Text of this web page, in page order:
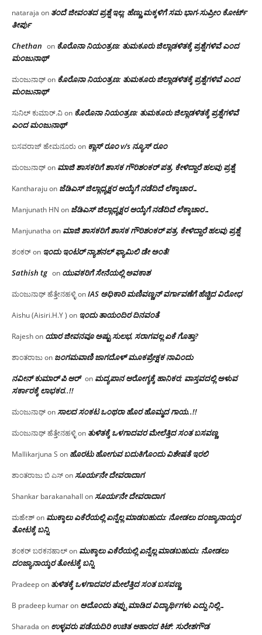
nataraja on ತಂದೆ ಜೀವಂತದ ಪ್ರಶ್ನೆ ಇಲ್ಲ: ಹೆಣ್ಣು ಮಕ್ಕಳಿಗೆ ಸಮ ಭಾಗ-ಸುಪ್ರೀಂ ಕೋರ್ಟ್
ತೀರ್ಪು
Chethan on ಕೊರೊನಾ ನಿಯಂತ್ರಣ: ತುಮಕೂರು ಜಿಲ್ಲಾಡಳಿತಕ್ಕೆ ಪ್ರಶ್ನೆಗಳಿವೆ ಎಂದ
ಮಂಜು‌ನಾಥ್
ಮಂಜುನಾಥ್on ಕೊರೊನಾ ನಿಯಂತ್ರಣ: ತುಮಕೂರು ಜಿಲ್ಲಾಡಳಿತಕ್ಕೆ ಪ್ರಶ್ನೆಗಳಿವೆ ಎಂದ
ಮಂಜು‌ನಾಥ್
ಸುನಿಲ್ ಕುಮಾರ್.ವಿon ಕೊರೊನಾ ನಿಯಂತ್ರಣ: ತುಮಕೂರು ಜಿಲ್ಲಾಡಳಿತಕ್ಕೆ ಪ್ರಶ್ನೆಗಳಿವೆ
ಎಂದ ಮಂಜು‌ನಾಥ್
ಬಸವರಾಜ್ ಹೇಮನೂರುon ಕ್ಲಾಸ್ ರೂಂ v/s ನ್ಯೂಸ್ ರೂಂ
ಮಂಜುನಾಥ್on ಮಾಜಿ ಶಾಸಕರಿಗೆ ಶಾಸಕ ಗೌರಿಶಂಕರ್ ಪತ್ರ, ಕೇಳಿದ್ದಾರೆ ಹಲವು ಪ್ರಶ್ನೆ
Kantharajuon ಜೆಡಿಎಸ್ ಜಿಲ್ಲಾಧ್ಯಕ್ಷರ ಆಯ್ಕೆಗೆ ನಡೆದಿದೆ ಲೆಕ್ಕಾಚಾರ…
Manjunath HN on ಜೆಡಿಎಸ್ ಜಿಲ್ಲಾಧ್ಯಕ್ಷರ ಆಯ್ಕೆಗೆ ನಡೆದಿದೆ ಲೆಕ್ಕಾಚಾರ…
Manjunatha on ಮಾಜಿ ಶಾಸಕರಿಗೆ ಶಾಸಕ ಗೌರಿಶಂಕರ್ ಪತ್ರ, ಕೇಳಿದ್ದಾರೆ ಹಲವು ಪ್ರಶ್ನೆ
ಶಂಕರ್on ಇಂದು ಇಂಟರ್ ನ್ಯಾಶನಲ್ ಫ್ಯಾಮಿಲಿ ಡೇ ಅಂತೆ!
Sathish tg on ಯುವಕರಿಗೆ ಸೇನೆಯಲ್ಲಿ ಅವಕಾಶ
ಮಂಜುನಾಥ್ ಹೆತ್ತೇನಹಳ್ಳಿonIAS ಅಧಿಕಾರಿ ಮಣಿವಣ್ಣನ್ ವರ್ಗಾವಣೆಗೆ ಹೆಚ್ಚಿದ‌ ವಿರೋಧ
Aishu (Aisiri.H.Y ) on ಇಂದು ತಾಯಂದಿರ ದಿನವಂತೆ
Rajeshon ಯಾರ ಜೀವನವೂ ಅಷ್ಟು ಸುಲಭ, ಸರಾಗವಲ್ಲ ಏಕೆ ಗೊತ್ತಾ?
ಶಾಂತರಾಜುon ಜಂಗಮವಾಣಿ ಜಾಗದೊಳ್ ಮೂಕಪ್ರೇಕ್ಷಕ ನಾವಿಂದು
ನವೀನ್ ಕುಮಾರ್ ಪಿ ಆರ್ on ಮದ್ಯಪಾನ ಆರೋಗ್ಯಕ್ಕೆ ಹಾನಿಕರ; ವಾಸ್ತವದಲ್ಲಿ ಅಳುವ
ಸರ್ಕಾರಕ್ಕೆ ಲಾಭಕರ..!!
ಮಂಜುನಾಥ್onಸಾಲದ ಸಂಕಟ ಒಂಥರಾ ಹೊರ ಹೊಮ್ಮದ ಗಾಯ..!!
ಮಂಜುನಾಥ್ ಹೆತ್ತೇನಹಳ್ಳಿon ತುಳಿತಕ್ಕೆ ಒಳಗಾದವರ ಮೇಲೆತ್ತಿದ ಸಂತ ಬಸವಣ್ಣ
Mallikarjuna S on ಹೊರಟು ಹೋಗುವ ಬದುಕಿಗೊಂದು ವಿಶೇಷತೆ ಇರಲಿ
ಶಾಂತರಾಜು ಬಿ ಎಸ್onಸೂರ್ಯನೇ ದೇವರಾದಾಗ
Shankar barakanahall onಸೂರ್ಯನೇ ದೇವರಾದಾಗ
ಮಹೇಶ್on ಮುಕ್ಕಾಲು ಎಕೆರೆಯಲ್ಲಿ ಏನ್ನೆಲ್ಲ‌ ಮಾಡಬಹುದು: ನೋಡಲು ದಂಜ್ಯಾನಾಯ್ಕರ
ತೋಟಕ್ಕೆ ಬನ್ನಿ
ಶಂಕರ್ ಬರಕನಹಾಲ್on ಮುಕ್ಕಾಲು ಎಕೆರೆಯಲ್ಲಿ ಏನ್ನೆಲ್ಲ‌ ಮಾಡಬಹುದು: ನೋಡಲು
ದಂಜ್ಯಾನಾಯ್ಕರ ತೋಟಕ್ಕೆ ಬನ್ನಿ
Pradeepon ತುಳಿತಕ್ಕೆ ಒಳಗಾದವರ ಮೇಲೆತ್ತಿದ ಸಂತ ಬಸವಣ್ಣ
B pradeep kumaron ಅದೊಂದು ತಪ್ಪು ಮಾಡಿದ ವಿದ್ಯಾರ್ಥಿಗಳು ಎದ್ದು ನಿಲ್ಲಿ…
Sharada on ಉಳ್ಳವರು ಪಡೆಯದಿರಿ ಉಚಿತ ಆಹಾರದ ಕಿಟ್: ಸುರೇಶಗೌಡ